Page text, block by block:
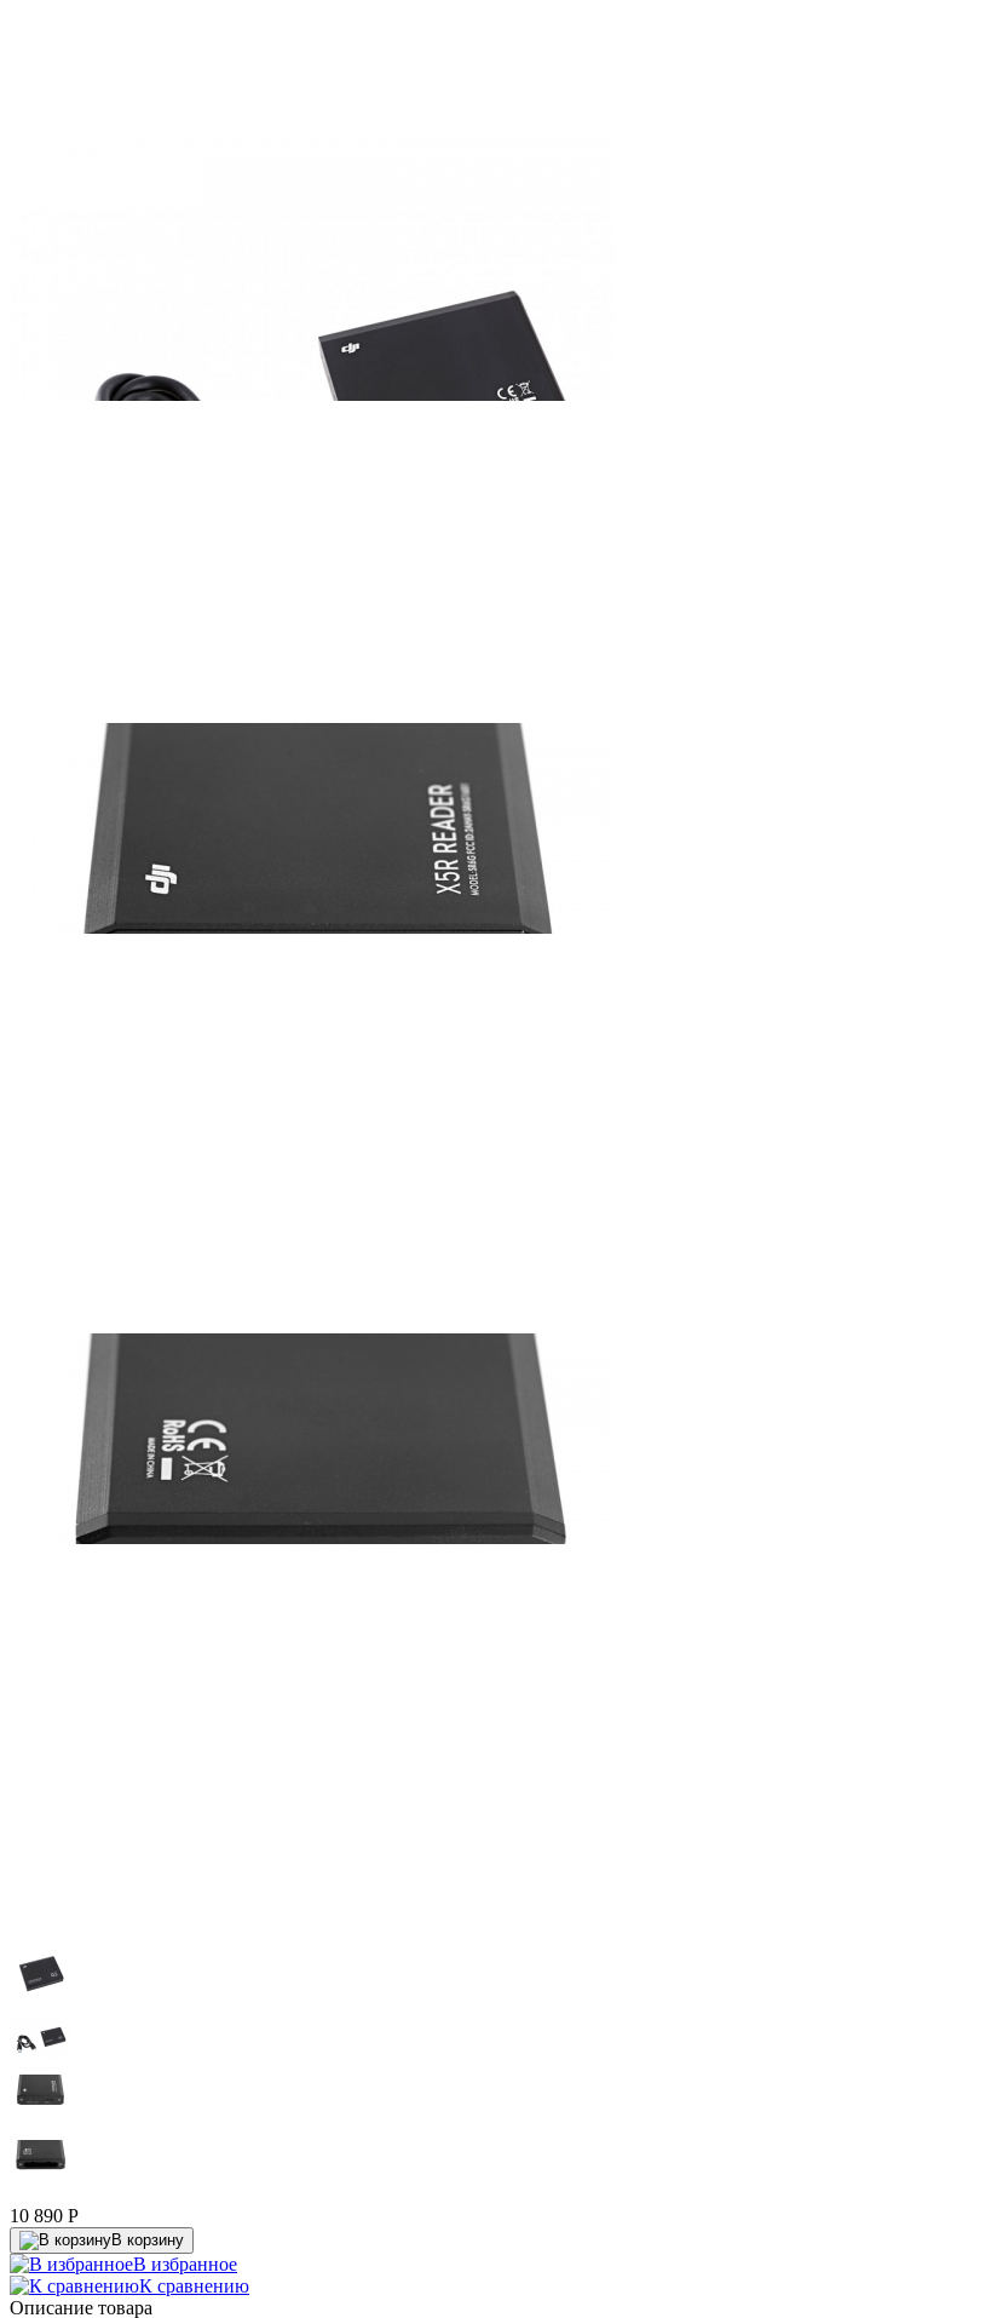
10 890 P
В корзину
В избранное
К сравнению
Описание товара